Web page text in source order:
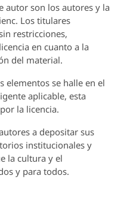
autor son los autores y la
Los titulares
restricciones,
en cuanto a la
del material.
elementos se halle en el
aplicable, esta
la licencia.
a depositar sus
institucionales y
la cultura y el
y para todos.